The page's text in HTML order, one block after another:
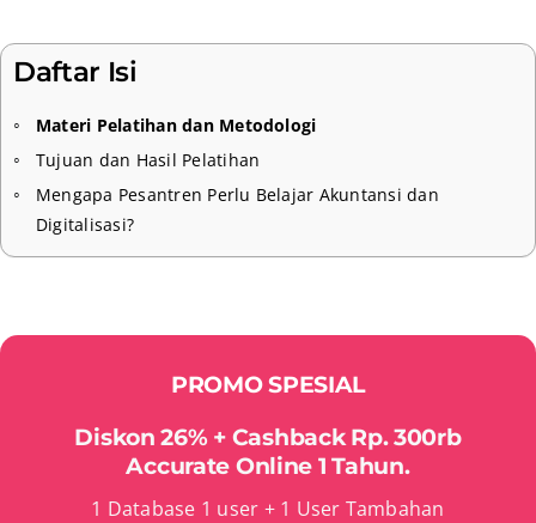
Daftar Isi
Materi Pelatihan dan Metodologi
Tujuan dan Hasil Pelatihan
Mengapa Pesantren Perlu Belajar Akuntansi dan
Digitalisasi?
PROMO SPESIAL
Diskon 26% + Cashback Rp. 300rb
Accurate Online 1 Tahun.
1 Database 1 user + 1 User Tambahan